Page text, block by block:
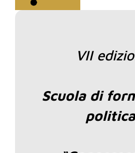
VII
Scuola di